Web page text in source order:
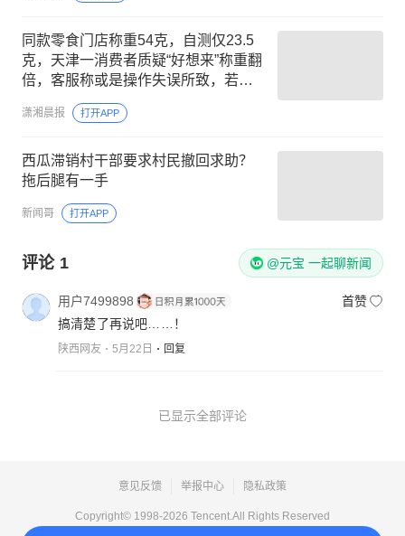
同款零食门店称重54克，自测仅23.5
克，天津一消费者质疑“好想来”称重翻
倍，客服称或是操作失误所致，若复
秤确认存在问题，将售后处理
潇湘晨报 打开APP
西瓜滞销村干部要求村民撤回求助？
拖后腿有一手
新闻哥 打开APP
评论 1 @元宝 一起聊新闻
用户7499898
首赞
搞清楚了再说吧……！
陕西网友 5月22日 回复
已显示全部评论
意见反馈 举报中心 隐私政策
Copyright© 1998-2026 Tencent.All Rights Reserved